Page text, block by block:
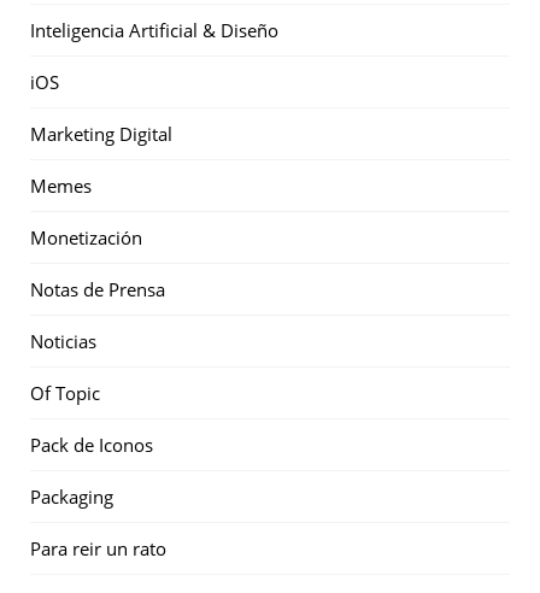
Inteligencia Artificial & Diseño
iOS
Marketing Digital
Memes
Monetización
Notas de Prensa
Noticias
Of Topic
Pack de Iconos
Packaging
Para reir un rato